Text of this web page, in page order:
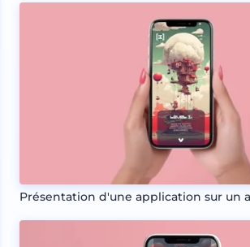
Présentation d'une application sur un